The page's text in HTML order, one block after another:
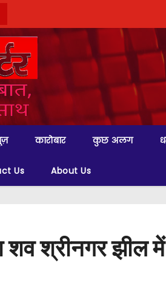
कारोबार कुछ अलग
Us About Us
शव श्रीनगर झील में